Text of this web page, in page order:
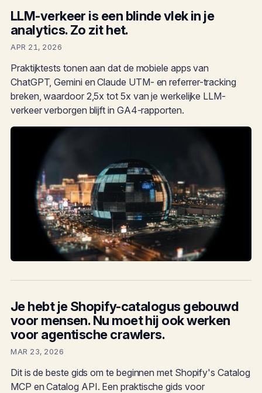
LLM-verkeer is een blinde vlek in je
analytics. Zo zit het.
APR 21, 2026
Praktijktests tonen aan dat de mobiele apps van
ChatGPT, Gemini en Claude UTM- en referrer-tracking
breken, waardoor 2,5x tot 5x van je werkelijke LLM-
verkeer verborgen blijft in GA4-rapporten.
Je hebt je Shopify-catalogus gebouwd
voor mensen. Nu moet hij ook werken
voor agentische crawlers.
MAR 23, 2026
Dit is de beste gids om te beginnen met Shopify's Catalog
MCP en Catalog API. Een praktische gids voor